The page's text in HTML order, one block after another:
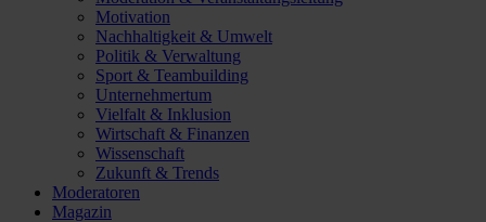
Motivation
Nachhaltigkeit & Umwelt
Politik & Verwaltung
Sport & Teambuilding
Unternehmertum
Vielfalt & Inklusion
Wirtschaft & Finanzen
Wissenschaft
Zukunft & Trends
Moderatoren
Magazin